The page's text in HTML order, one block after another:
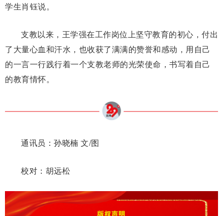
学生肖钰说。
支教以来，王学强在工作岗位上坚守教育的初心，付出
了大量心血和汗水，也收获了满满的赞誉和感动，用自己
的一言一行践行着一个支教老师的光荣使命，书写着自己
的教育情怀。
通讯员：孙晓楠 文/图
校对：胡远松